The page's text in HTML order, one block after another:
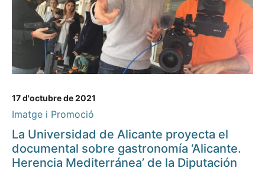
17 d'octubre de 2021
Imatge i Promoció
La Universidad de Alicante proyecta el
documental sobre gastronomía ‘Alicante.
Herencia Mediterránea’ de la Diputación